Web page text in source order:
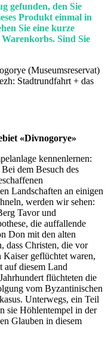
gefunden, den Sie
Produkt einmal in
Sie eine kurze
Sind Sie
(Museumsreservat)
Stadtrundfahrt + das
«Divnogorye»
kennenlernen:
dem Besuch des
Landschaften an einigen
werden wir sehen:
Tavor und
die auffallende
Don mit den alten
dass Christen, die vor
geflüchtet waren,
auf diesem Land
flüchteten die
vom Byzantinischen
Unterwegs, ein Teil
sie Höhlentempel in der
Glauben in diesem